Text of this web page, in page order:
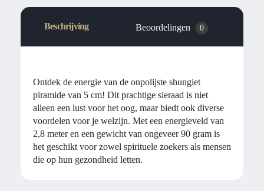
Beschrijving Beoordelingen 0
Ontdek de energie van de onpolijste shungiet
piramide van 5 cm! Dit prachtige sieraad is niet
alleen een lust voor het oog, maar biedt ook diverse
voordelen voor je welzijn. Met een energieveld van
2,8 meter en een gewicht van ongeveer 90 gram is
het geschikt voor zowel spirituele zoekers als mensen
die op hun gezondheid letten.